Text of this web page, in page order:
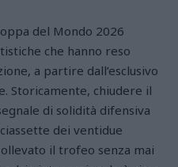
del Mondo 2026
che hanno reso
a partire dall’esclusivo
Storicamente, chiudere il
di solidità difensiva
dei ventidue
il trofeo senza mai